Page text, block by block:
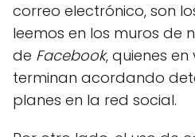
correo electrónico, son
leemos en los muros de
de Facebook, quienes
terminan acordando
planes en la red social.